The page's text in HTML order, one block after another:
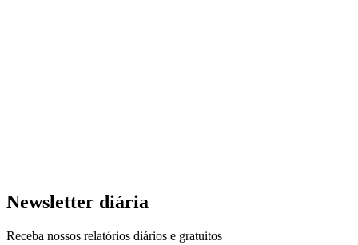
Newsletter diária
Receba nossos relatórios diários e gratuitos